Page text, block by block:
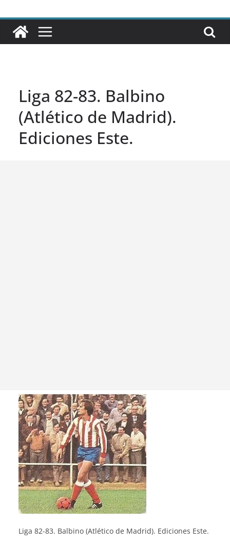
Liga 82-83. Balbino
(Atlético de Madrid).
Ediciones Este.
Liga 82-83. Balbino (Atlético de Madrid). Ediciones Este.